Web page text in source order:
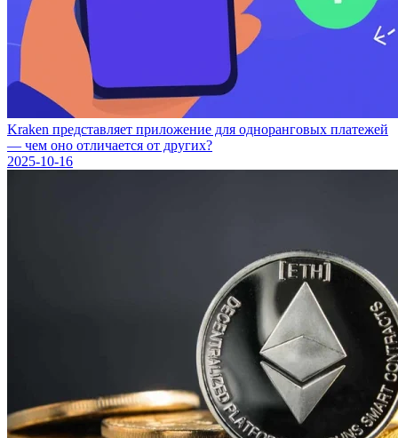
Kraken представляет приложение для одноранговых платежей
— чем оно отличается от других?
2025-10-16